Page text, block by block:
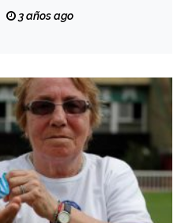
3 años ago